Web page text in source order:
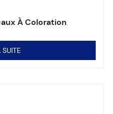
À Coloration
SUITE